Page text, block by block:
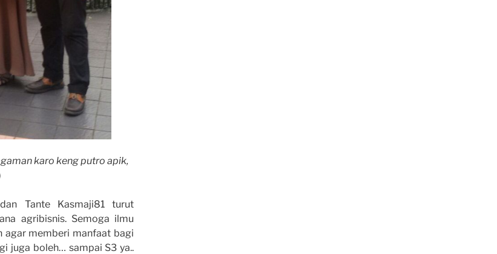
karo keng putro apik,
Tante Kasmaji81 turut
agribisnis. Semoga ilmu
agar memberi manfaat bagi
juga boleh… sampai S3 ya..